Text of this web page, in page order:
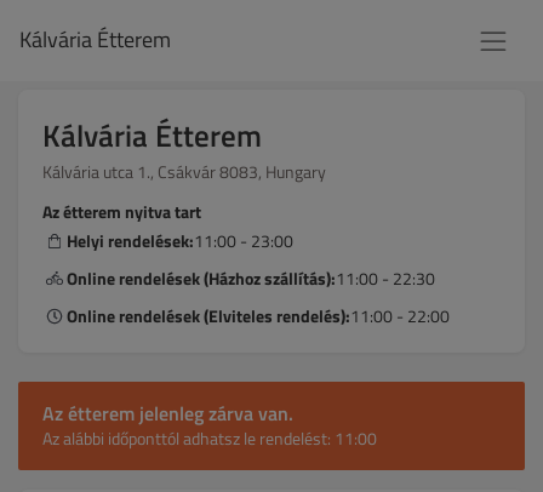
Kálvária Étterem
Kálvária Étterem
Kálvária utca 1., Csákvár 8083, Hungary
Az étterem nyitva tart
Helyi rendelések:11:00 - 23:00
Online rendelések (Házhoz szállítás):11:00 - 22:30
Online rendelések (Elviteles rendelés):11:00 - 22:00
Az étterem jelenleg zárva van.
Az alábbi időponttól adhatsz le rendelést: 11:00